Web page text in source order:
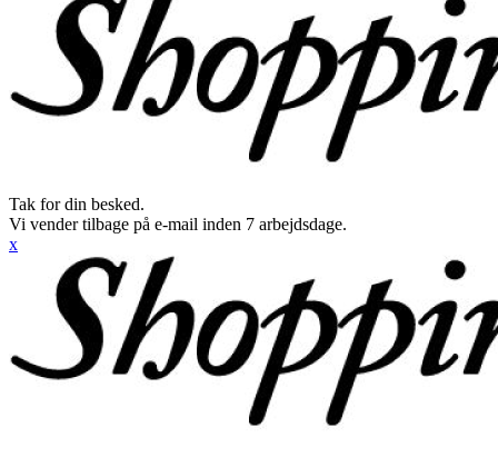
Tak for din besked.
Vi vender tilbage på e-mail inden 7 arbejdsdage.
x